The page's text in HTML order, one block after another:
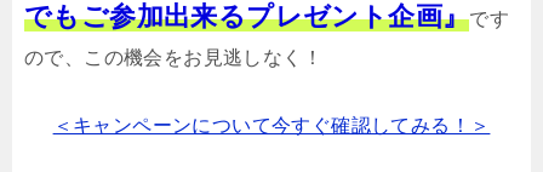
でもご参加出来るプレゼント企画』です
ので、この機会をお見逃しなく！
＜キャンペーンについて今すぐ確認してみる！＞